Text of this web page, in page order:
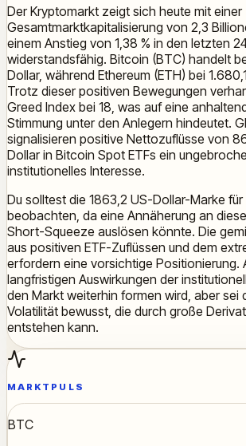
Der Kryptomarkt zeigt sich heute mit einer
Gesamtmarktkapitalisierung von 2,3
einem Anstieg von 1,38 % in den letzten
widerstandsfähig. Bitcoin (BTC) handelt
Dollar, während Ethereum (ETH) bei
Trotz dieser positiven Bewegungen
Greed Index bei 18, was auf eine
Stimmung unter den Anlegern hindeutet.
signalisieren positive Nettozuflüsse von
Dollar in Bitcoin Spot ETFs ein
institutionelles Interesse.
Du solltest die 1863,2 US-Dollar-Marke für
beobachten, da eine Annäherung an
Short-Squeeze auslösen könnte. Die
aus positiven ETF-Zuflüssen und dem
erfordern eine vorsichtige Positionierung.
langfristigen Auswirkungen der
den Markt weiterhin formen wird, aber sei
Volatilität bewusst, die durch große
entstehen kann.
MARKTPULS
BTC